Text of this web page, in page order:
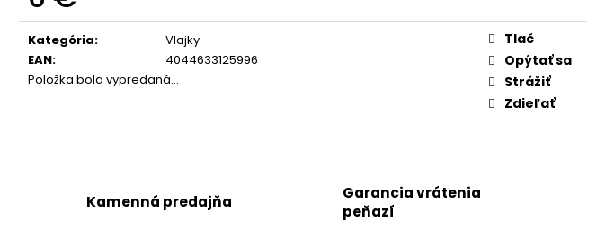
Jednotková
cena:
Kategória:
Vlajky
EAN:
4044633125996
Položka bola vypredaná…
Tlač
Opýtať sa
Strážiť
Zdieľať
Kamenná predajňa
Garancia vrátenia
peňazí